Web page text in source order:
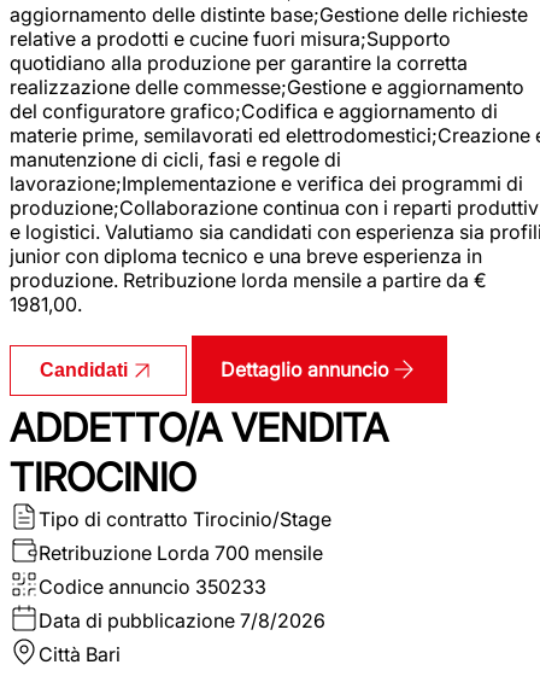
aggiornamento delle distinte base;Gestione delle richieste
relative a prodotti e cucine fuori misura;Supporto
quotidiano alla produzione per garantire la corretta
realizzazione delle commesse;Gestione e aggiornamento
del configuratore grafico;Codifica e aggiornamento di
materie prime, semilavorati ed elettrodomestici;Creazione
manutenzione di cicli, fasi e regole di
lavorazione;Implementazione e verifica dei programmi di
produzione;Collaborazione continua con i reparti
e logistici. Valutiamo sia candidati con esperienza sia
junior con diploma tecnico e una breve esperienza in
produzione. Retribuzione lorda mensile a partire da €
1981,00.
Candidati Dettaglio annuncio
ADDETTO/A VENDITA
TIROCINIO
Tipo di contratto Tirocinio/Stage
Retribuzione Lorda 700 mensile
Codice annuncio 350233
Data di pubblicazione 7/8/2026
Città Bari